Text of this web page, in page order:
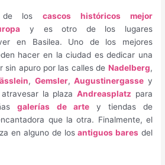
de loscascos históricos mejor
y es otro de los lugares
en Basilea. Uno de los mejores
hacer en la ciudad es dedicar una
sin apuro por las calles de Nadelberg,
, Gemsler,Augustinergasse y
atravesar la plazaAndreasplatz para
galerías de artey tiendas de
que la otra. Finalmente, el
en alguno de losantiguos bares del